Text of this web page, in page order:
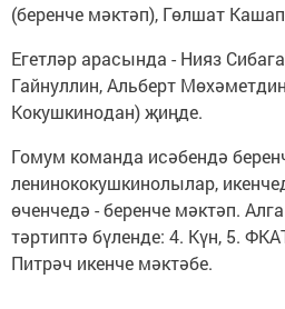
(беренче мәктәп), Гөлшат
Егетләр арасында - Нияз
Гайнуллин, Альберт
Кокушкинодан) җиңде.
Гомум команда исәбендә
ленинококушкинолылар,
өченчедә - беренче мәктәп.
тәртиптә бүленде: 4. Күн, 5.
Питрәч икенче мәктәбе.